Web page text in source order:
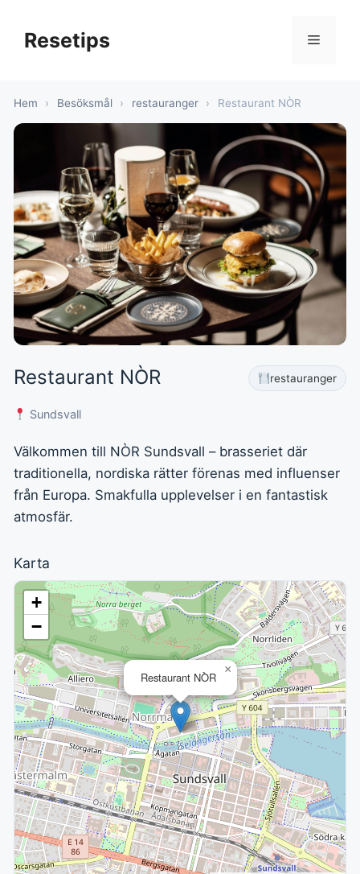
innehållResetips Meny
Hem › Besöksmål › restauranger › Restaurant NÒR
Restaurant NÒR restauranger
Sundsvall
Välkommen till NÒR Sundsvall – brasseriet där
traditionella, nordiska rätter förenas med influenser
från Europa. Smakfulla upplevelser i en fantastisk
atmosfär.
Karta
Restaurant NÒR
×
+
−